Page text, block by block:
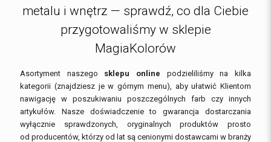
metalu i wnętrz — sprawdź, co dla Ciebie
przygotowaliśmy w sklepie
MagiaKolorów
Asortyment naszego sklepu online podzieliliśmy na kilka
kategorii (znajdziesz je w górnym menu), aby ułatwić Klientom
nawigację w poszukiwaniu poszczególnych farb czy innych
artykułów. Nasze doświadczenie to gwarancja dostarczania
wyłącznie sprawdzonych, oryginalnych produktów prosto
od producentów, którzy od lat są cenionymi dostawcami w branży